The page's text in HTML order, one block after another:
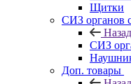
Щитки
СИЗ органов
Назад
СИЗ
Доп. товары